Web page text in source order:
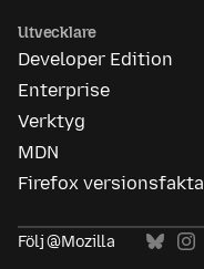
Utvecklare
Developer Edition
Enterprise
Verktyg
MDN
Firefox versionsfakta
Följ @Mozilla